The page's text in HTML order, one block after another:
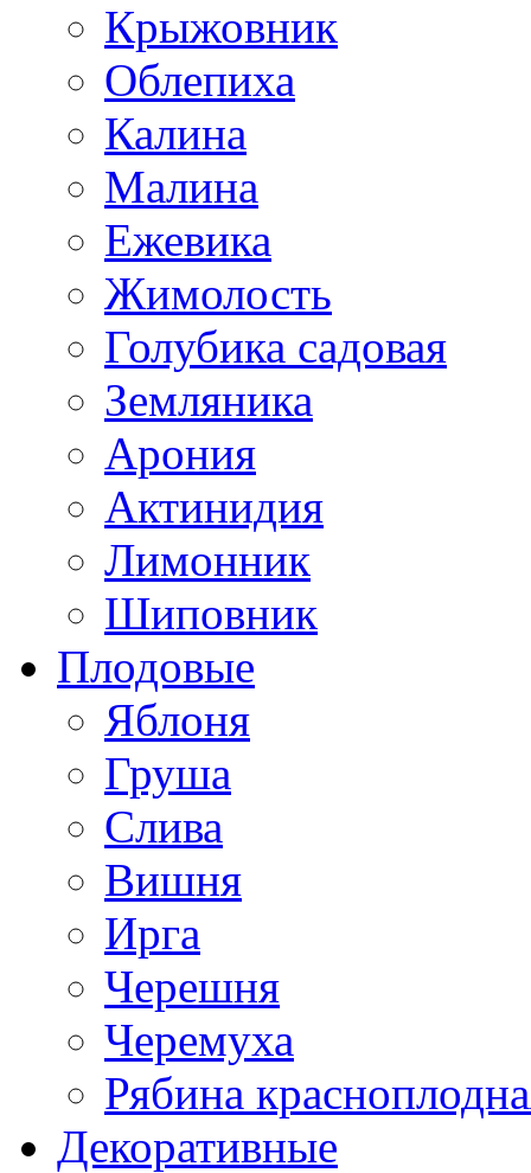
Крыжовник
Облепиха
Калина
Малина
Ежевика
Жимолость
Голубика садовая
Земляника
Арония
Актинидия
Лимонник
Шиповник
Плодовые
Яблоня
Груша
Слива
Вишня
Ирга
Черешня
Черемуха
Рябина
Декоративные